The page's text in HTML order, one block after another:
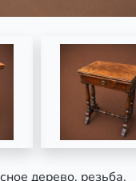
дерево, резьба.